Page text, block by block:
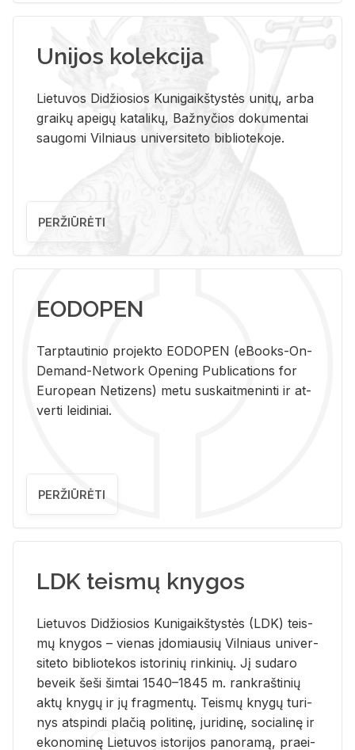
Unijos kolekcija
Lietuvos Didžiosios Kunigaikštystės unitų, arba
graikų apeigų katalikų, Bažnyčios dokumentai
saugomi Vilniaus universiteto bibliotekoje.
PERŽIŪRĖTI
EODOPEN
Tarp­tau­ti­nio pro­jek­to EO­DO­PEN (eBo­oks-On-
De­mand-Ne­twork Ope­ning Pub­li­ca­tions for
Eu­ro­pe­an Ne­ti­zens) metu su­skait­me­nin­ti ir at­
ver­ti lei­di­niai.
PERŽIŪRĖTI
LDK teismų knygos
Lie­tu­vos Di­džio­sios Ku­ni­gaikš­tys­tės (LDK) teis­
mų kny­gos – vie­nas įdo­miau­sių Vil­niaus uni­ver­
si­te­to bi­b­lio­te­kos is­to­ri­nių rin­ki­nių. Jį su­da­ro
be­veik šeši šim­tai 1540–1845 m. rank­raš­ti­nių
aktų kny­gų ir jų frag­men­tų. Teis­mų kny­gų tu­ri­
nys at­spin­di pla­čią po­li­ti­nę, ju­ri­di­nę, so­cia­li­nę ir
eko­no­mi­nę Lie­tu­vos is­to­ri­jos pa­no­ra­mą, pra­ei­